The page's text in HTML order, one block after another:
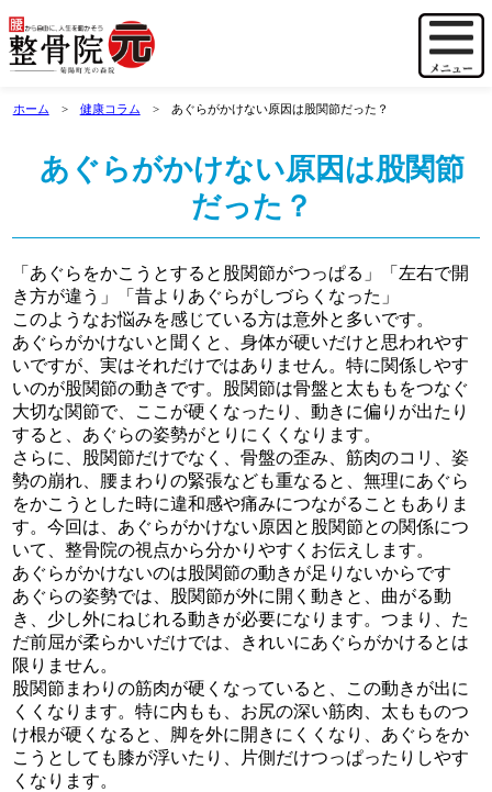
ホーム 健康コラム あぐらがかけない原因は股関節だった？
あぐらがかけない原因は股関節
だった？
「あぐらをかこうとすると股関節がつっぱる」「左右で開
き方が違う」「昔よりあぐらがしづらくなった」
このようなお悩みを感じている方は意外と多いです。
あぐらがかけないと聞くと、身体が硬いだけと思われやす
いですが、実はそれだけではありません。特に関係しやす
いのが股関節の動きです。股関節は骨盤と太ももをつなぐ
大切な関節で、ここが硬くなったり、動きに偏りが出たり
すると、あぐらの姿勢がとりにくくなります。
さらに、股関節だけでなく、骨盤の歪み、筋肉のコリ、姿
勢の崩れ、腰まわりの緊張なども重なると、無理にあぐら
をかこうとした時に違和感や痛みにつながることもありま
す。今回は、あぐらがかけない原因と股関節との関係につ
いて、整骨院の視点から分かりやすくお伝えします。
あぐらがかけないのは股関節の動きが足りないからです
あぐらの姿勢では、股関節が外に開く動きと、曲がる動
き、少し外にねじれる動きが必要になります。つまり、た
だ前屈が柔らかいだけでは、きれいにあぐらがかけるとは
限りません。
股関節まわりの筋肉が硬くなっていると、この動きが出に
くくなります。特に内もも、お尻の深い筋肉、太もものつ
け根が硬くなると、脚を外に開きにくくなり、あぐらをか
こうとしても膝が浮いたり、片側だけつっぱったりしやす
くなります。